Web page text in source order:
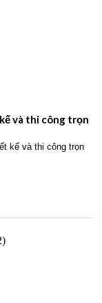
và thi công trọn
kế và thi công trọn